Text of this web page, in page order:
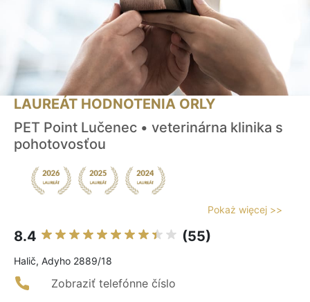
LAUREÁT HODNOTENIA ORLY
PET Point Lučenec • veterinárna klinika s
pohotovosťou
Pokaż więcej >>
8.4 (55)
Halič, Adyho 2889/18
Zobraziť telefónne číslo